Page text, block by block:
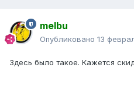
melbu
Опубликовано 13
Здесь было такое. Кажется